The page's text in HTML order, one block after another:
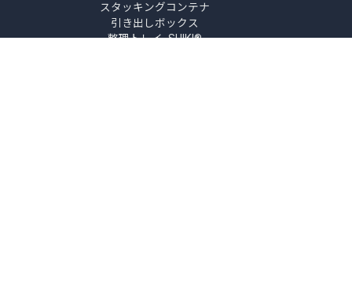
スタッキングコンテナ
引き出しボックス
整理トレイ SHIKI®